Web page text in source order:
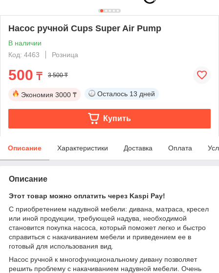
Насос ручной Cups Super Air Pump
В наличии
Код: 4463
Розница
500 ₸ 3 500 ₸
Экономия 3000 ₸ Осталось 13 дней
Купить
Описание Характеристики Доставка Оплата
Описание
Этот товар можно оплатить через Kaspi Pay!
С приобретением надувной мебели: дивана, матраса, кресел
или иной продукции, требующей надува, необходимой
становится покупка насоса, который поможет легко и быстро
справиться с накачиванием мебели и приведением ее в
готовый для использования вид.
Насос ручной к многофункциональному дивану позволяет
решить проблему с накачиванием надувной мебели. Очень